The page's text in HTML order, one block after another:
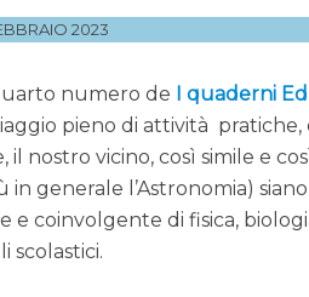
2023
numero de I quaderni
pieno di attività
il nostro vicino, così simile e
in generale l’Astronomia)
e coinvolgente di fisica,
scolastici.